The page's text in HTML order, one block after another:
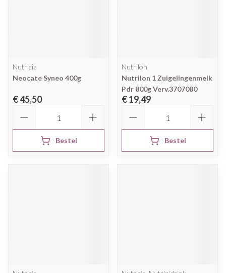
Nutricia
Neocate Syneo 400g
€ 45,50
Bestel
Nutrilon
Nutrilon 1 Zuigelingenmelk
Pdr 800g Verv.3707080
€ 19,49
Bestel